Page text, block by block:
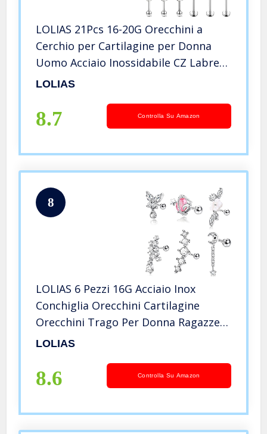
LOLIAS 21Pcs 16-20G Orecchini a
Cerchio per Cartilagine per Donna
Uomo Acciaio Inossidabile CZ Labret
Helix Piercing Trago Orecchini a Lobo
LOLIAS
8.7 Controlla Su Amazon
8
LOLIAS 6 Pezzi 16G Acciaio Inox
Conchiglia Orecchini Cartilagine
Orecchini Trago Per Donna Ragazze
Fiore CZ Ciondola Farfalla Luna Stella
LOLIAS
8.6 Controlla Su Amazon